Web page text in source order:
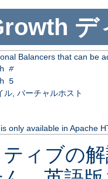
デ
Balancers that can be
#
5
ル, バーチャルホスト
only available in Apache
ィブの